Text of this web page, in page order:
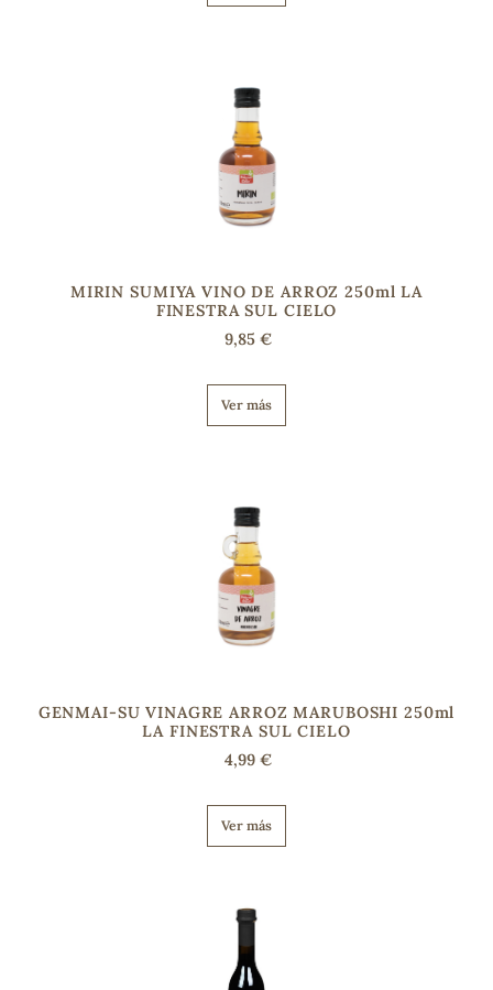
MIRIN SUMIYA VINO DE ARROZ 250ml LA
FINESTRA SUL CIELO
9,85 €
Ver más
GENMAI-SU VINAGRE ARROZ MARUBOSHI 250ml
LA FINESTRA SUL CIELO
4,99 €
Ver más